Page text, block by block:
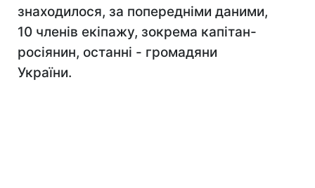
знаходилося, за попередніми даними,
10 членів екіпажу, зокрема капітан-
росіянин, останні - громадяни
України.